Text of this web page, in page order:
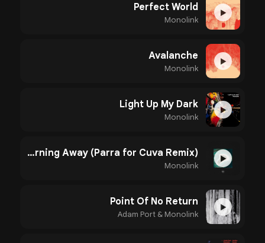
▶
Perfect World
Monolink
▶
Avalanche
Monolink
▶
Light Up My Dark
Monolink
▶
Turning Away (Parra for Cuva Remix)
Monolink
▶
Point Of No Return
Adam Port & Monolink